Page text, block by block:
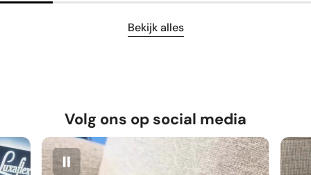
Bekijk alles
Volg ons op social media